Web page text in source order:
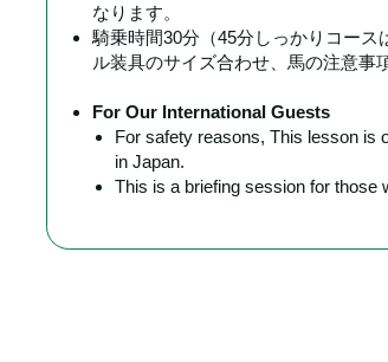
なります。
騎乗時間30分（45分しっかりコー
ル装具のサイズ合わせ、馬の注意事
For Our International Guests
For safety reasons, This lesson is
in Japan.
This is a briefing session for those